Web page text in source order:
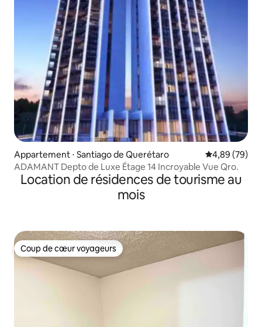
Appartement ⋅ Santiago de Querétaro Évaluation
4,89 (79)
ADAMANT Depto de Luxe Étage 14 Incroyable Vue Qro.
Location de résidences de tourisme au
mois
Coup de cœur voyageurs
Coup de cœur voyageurs